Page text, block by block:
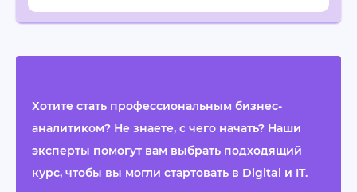
Хотите стать профессиональным бизнес-
аналитиком? Не знаете, с чего начать? Наши
эксперты помогут вам выбрать подходящий
курс, чтобы вы могли стартовать в Digital и IT.